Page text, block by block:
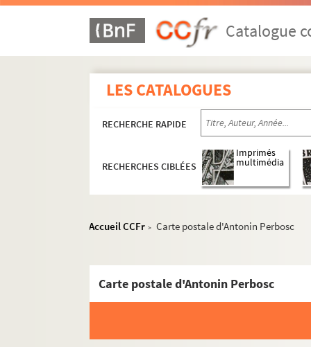
Catalogue
LES CATALOGUES
RECHERCHE RAPIDE
RECHERCHES CIBLÉES
Imprimés
multimédia
Accueil CCFr > Carte postale d'Antonin Perbosc
Carte postale d'Antonin Perbosc
Au sujet de Frédéric Mistral
Sur la mort de Frédéric Mistral
ALB 3.491. Inauguration du boulevard
Correspondance passive de Paul
Anonymes
Lettre de Joseph Anglade à
Lettre de Jules Azéma à Paul
Lettre d'Alcide Blavet à Paul
Lettre de J. Bonafont